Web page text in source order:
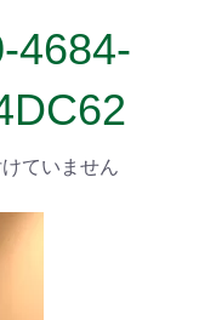
4684-
ていません